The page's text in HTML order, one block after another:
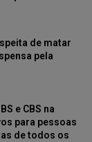
de matar
pela
e CBS na
para pessoas
de todos os